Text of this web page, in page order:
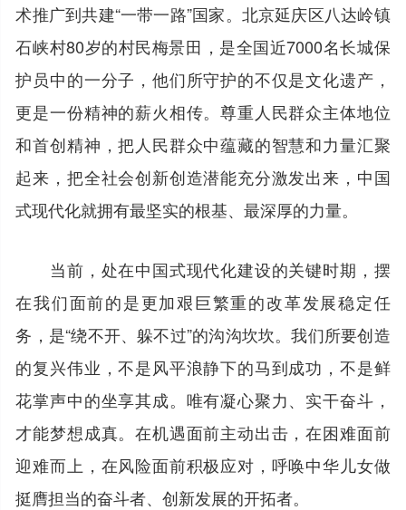
术推广到共建“一带一路”国家。北京延庆区八达岭镇
石峡村80岁的村民梅景田，是全国近7000名长城保
护员中的一分子，他们所守护的不仅是文化遗产，
更是一份精神的薪火相传。尊重人民群众主体地位
和首创精神，把人民群众中蕴藏的智慧和力量汇聚
起来，把全社会创新创造潜能充分激发出来，中国
式现代化就拥有最坚实的根基、最深厚的力量。
当前，处在中国式现代化建设的关键时期，摆
在我们面前的是更加艰巨繁重的改革发展稳定任
务，是“绕不开、躲不过”的沟沟坎坎。我们所要创造
的复兴伟业，不是风平浪静下的马到成功，不是鲜
花掌声中的坐享其成。唯有凝心聚力、实干奋斗，
才能梦想成真。在机遇面前主动出击，在困难面前
迎难而上，在风险面前积极应对，呼唤中华儿女做
挺膺担当的奋斗者、创新发展的开拓者。